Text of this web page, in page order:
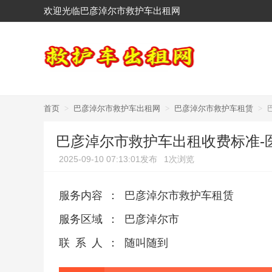
欢迎光临巴彦淖尔市救护车出租网
首页 > 巴彦淖尔市救护车出租网 > 巴彦淖尔市救护车租赁 >
巴彦淖尔市救护车出租收费标准
2025-09-10 07:13:01发布 1次浏览
服务内容 ：
巴彦淖尔市救护车租赁
服务区域
：
巴彦淖尔市
联系人
： 随叫随到